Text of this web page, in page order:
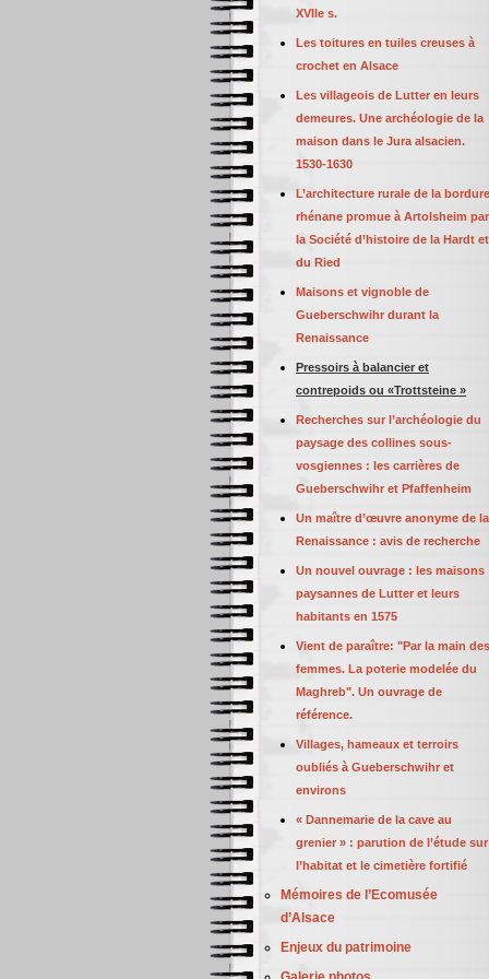
XVIIe s.
Les toitures en tuiles creuses à
crochet en Alsace
Les villageois de Lutter en leurs
demeures. Une archéologie de la
maison dans le Jura alsacien.
1530-1630
L’architecture rurale de la bordure
rhénane promue à Artolsheim par
la Société d’histoire de la Hardt et
du Ried
Maisons et vignoble de
Gueberschwihr durant la
Renaissance
Pressoirs à balancier et
contrepoids ou «Trottsteine »
Recherches sur l’archéologie du
paysage des collines sous-
vosgiennes : les carrières de
Gueberschwihr et Pfaffenheim
Un maître d’œuvre anonyme de la
Renaissance : avis de recherche
Un nouvel ouvrage : les maisons
paysannes de Lutter et leurs
habitants en 1575
Vient de paraître: "Par la main des
femmes. La poterie modelée du
Maghreb". Un ouvrage de
référence.
Villages, hameaux et terroirs
oubliés à Gueberschwihr et
environs
« Dannemarie de la cave au
grenier » : parution de l’étude sur
l’habitat et le cimetière fortifié
Mémoires de l’Ecomusée
d’Alsace
Enjeux du patrimoine